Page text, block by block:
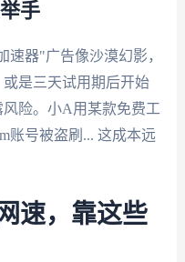
手
速器"广告像沙漠幻影，
是三天试用期后开始
险。小A用某款免费工
账号被盗刷... 这成本远
速，靠这些